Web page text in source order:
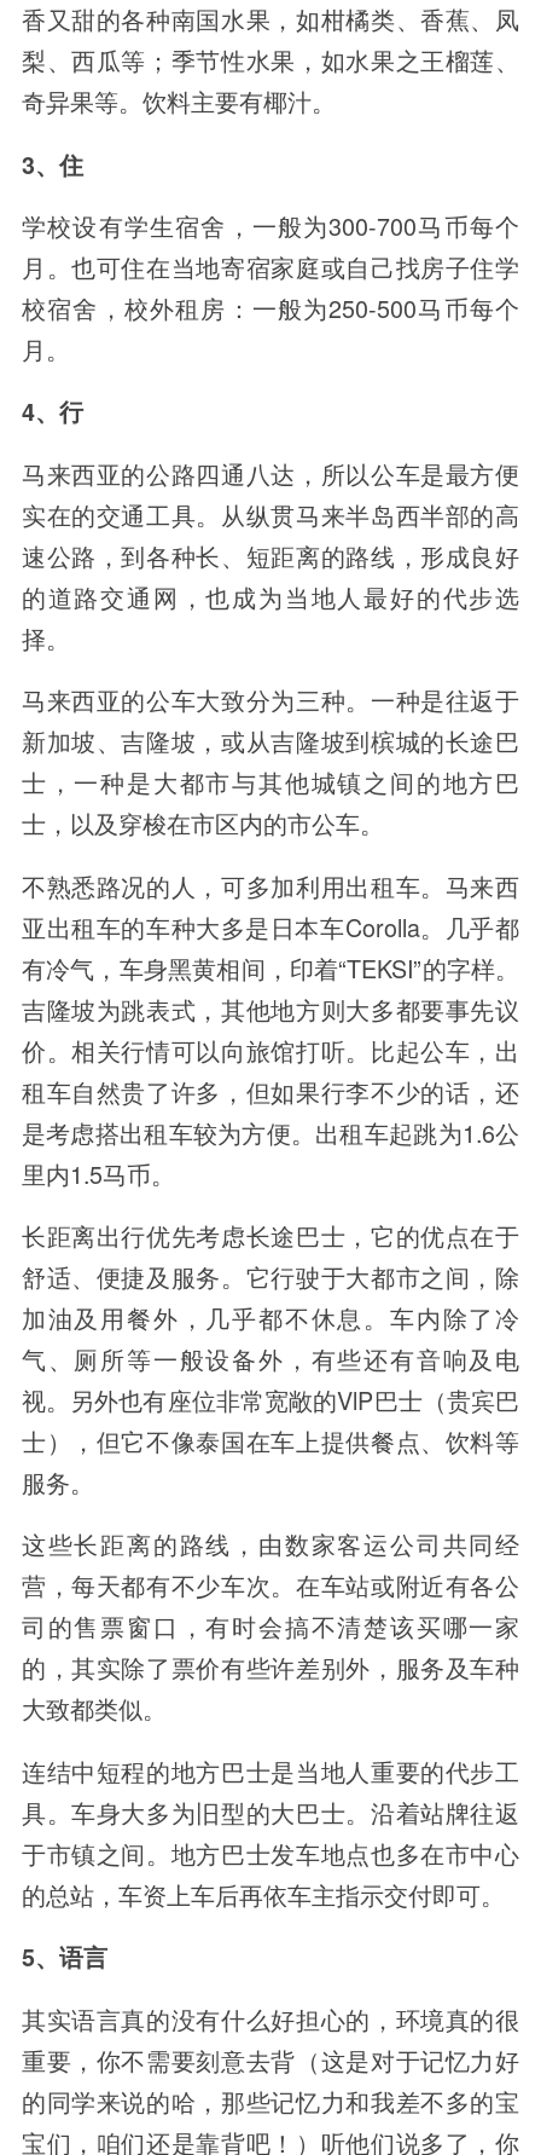
香又甜的各种南国水果，如柑橘类、香蕉、凤
梨、西瓜等；季节性水果，如水果之王榴莲、
奇异果等。饮料主要有椰汁。
3、住
学校设有学生宿舍，一般为300-700马币每个
月。也可住在当地寄宿家庭或自己找房子住学
校宿舍，校外租房：一般为250-500马币每个
月。
4、行
马来西亚的公路四通八达，所以公车是最方便
实在的交通工具。从纵贯马来半岛西半部的高
速公路，到各种长、短距离的路线，形成良好
的道路交通网，也成为当地人最好的代步选
择。
马来西亚的公车大致分为三种。一种是往返于
新加坡、吉隆坡，或从吉隆坡到槟城的长途巴
士，一种是大都市与其他城镇之间的地方巴
士，以及穿梭在市区内的市公车。
不熟悉路况的人，可多加利用出租车。马来西
亚出租车的车种大多是日本车Corolla。几乎都
有冷气，车身黑黄相间，印着“TEKSI”的字样。
吉隆坡为跳表式，其他地方则大多都要事先议
价。相关行情可以向旅馆打听。比起公车，出
租车自然贵了许多，但如果行李不少的话，还
是考虑搭出租车较为方便。出租车起跳为1.6公
里内1.5马币。
长距离出行优先考虑长途巴士，它的优点在于
舒适、便捷及服务。它行驶于大都市之间，除
加油及用餐外，几乎都不休息。车内除了冷
气、厕所等一般设备外，有些还有音响及电
视。另外也有座位非常宽敞的VlP巴士（贵宾巴
士），但它不像泰国在车上提供餐点、饮料等
服务。
这些长距离的路线，由数家客运公司共同经
营，每天都有不少车次。在车站或附近有各公
司的售票窗口，有时会搞不清楚该买哪一家
的，其实除了票价有些许差别外，服务及车种
大致都类似。
连结中短程的地方巴士是当地人重要的代步工
具。车身大多为旧型的大巴士。沿着站牌往返
于市镇之间。地方巴士发车地点也多在市中心
的总站，车资上车后再依车主指示交付即可。
5、语言
其实语言真的没有什么好担心的，环境真的很
重要，你不需要刻意去背（这是对于记忆力好
的同学来说的哈，那些记忆力和我差不多的宝
宝们，咱们还是靠背吧！）听他们说多了，你